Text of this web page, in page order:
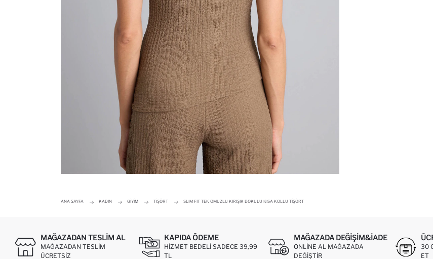
ANA SAYFA KADIN GIYIM TIŞÖRT SLIM FIT TEK OMUZLU KIRIŞIK DOKULU KISA KOLLU TIŞÖRT
MAĞAZADAN TESLIM AL
MAĞAZADAN TESLIM
ÜCRETSIZ
KAPIDA ÖDEME
HIZMET BEDELI SADECE 39,99
TL
MAĞAZADA DEĞIŞIM&İADE
ONLINE AL MAĞAZADA
DEĞIŞTIR
30
ET